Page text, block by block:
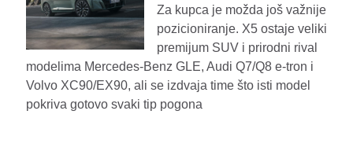
Za kupca je možda još važnije
pozicioniranje. X5 ostaje veliki
premijum SUV i prirodni rival
modelima Mercedes-Benz GLE, Audi Q7/Q8 e-tron i
Volvo XC90/EX90, ali se izdvaja time što isti model
pokriva gotovo svaki tip pogona